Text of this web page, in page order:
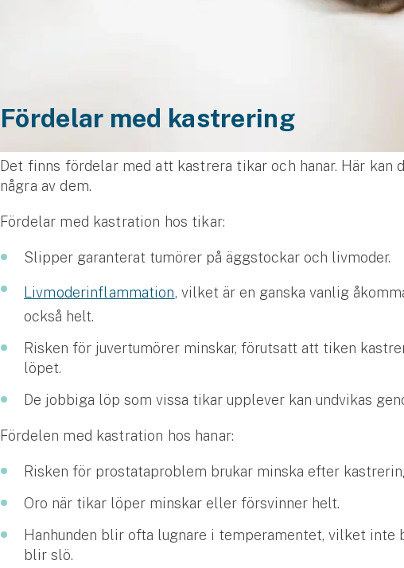
Fördelar med kastrering
Det finns fördelar med att kastrera tikar och hanar. Här kan
några av dem.
Fördelar med kastration hos tikar:
Slipper garanterat tumörer på äggstockar och livmoder.
Livmoderinflammation, vilket är en ganska vanlig
också helt.
Risken för juvertumörer minskar, förutsatt att tiken
löpet.
De jobbiga löp som vissa tikar upplever kan undvikas
Fördelen med kastration hos hanar:
Risken för prostataproblem brukar minska efter
Oro när tikar löper minskar eller försvinner helt.
Hanhunden blir ofta lugnare i temperamentet, vilket inte
blir slö.